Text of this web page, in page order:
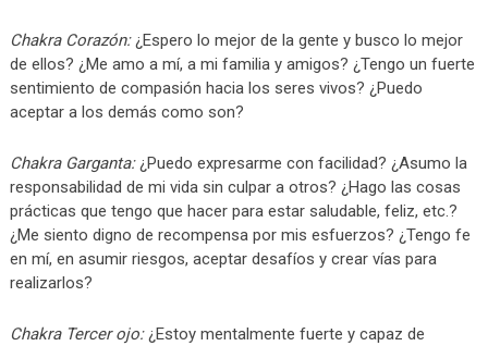
Chakra Corazón:¿Espero lo mejor de la gente y busco lo mejor
de ellos? ¿Me amo a mí, a mi familia y amigos? ¿Tengo un fuerte
sentimiento de compasión hacia los seres vivos? ¿Puedo
aceptar a los demás como son?
Chakra Garganta:¿Puedo expresarme con facilidad? ¿Asumo la
responsabilidad de mi vida sin culpar a otros? ¿Hago las cosas
prácticas que tengo que hacer para estar saludable, feliz, etc.?
¿Me siento digno de recompensa por mis esfuerzos? ¿Tengo fe
en mí, en asumir riesgos, aceptar desafíos y crear vías para
realizarlos?
Chakra Tercer ojo:¿Estoy mentalmente fuerte y capaz de